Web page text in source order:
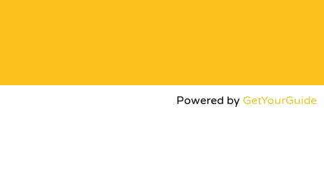
Powered by GetYourGuide